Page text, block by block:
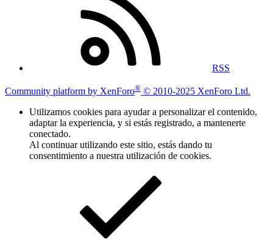
RSS
Community platform by XenForo® © 2010-2025 XenForo Ltd.
Utilizamos cookies para ayudar a personalizar el contenido,
adaptar la experiencia, y si estás registrado, a mantenerte
conectado.
Al continuar utilizando este sitio, estás dando tu
consentimiento a nuestra utilización de cookies.